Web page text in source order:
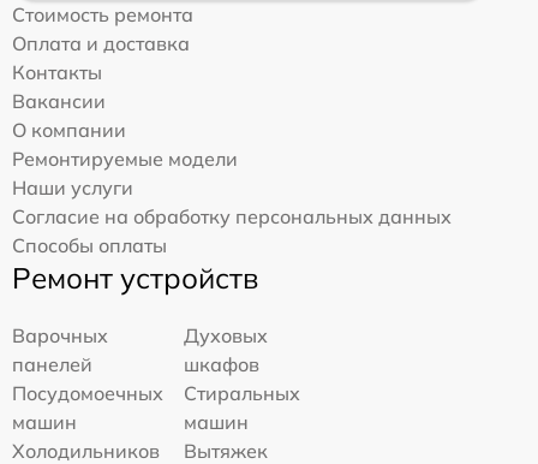
Стоимость ремонта
Оплата и доставка
Контакты
Вакансии
О компании
Ремонтируемые модели
Наши услуги
Согласие на обработку персональных данных
Способы оплаты
Ремонт устройств
Варочных
панелей
Духовых
шкафов
Посудомоечных
машин
Стиральных
машин
Холодильников
Вытяжек